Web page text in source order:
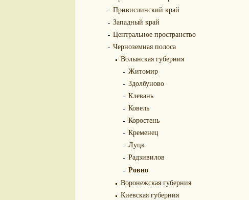
Привислинский край
Западный край
Центральное пространство
Черноземная полоса
Волынская губерния
Житомир
Здолбуново
Клевань
Ковель
Коростень
Кременец
Луцк
Радзивилов
Ровно
Воронежская губерния
Киевская губерния